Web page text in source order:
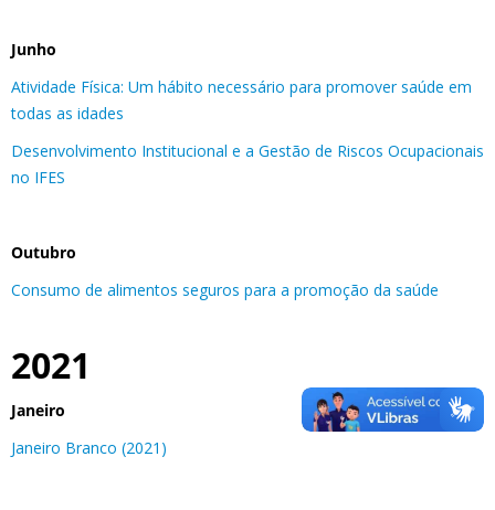
Junho
Atividade Física: Um hábito necessário para promover saúde em
todas as idades
Desenvolvimento Institucional e a Gestão de Riscos Ocupacionais
no IFES
Outubro
Consumo de alimentos seguros para a promoção da saúde
2021
Janeiro
Janeiro Branco (2021)